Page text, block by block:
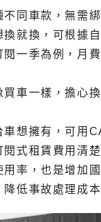
同車款，無需綁
就換，可根據
閱一季為例，月
買車一樣，擔心
車想擁有，可用
式租賃費用清
用率，也是增加
降低事故處理成